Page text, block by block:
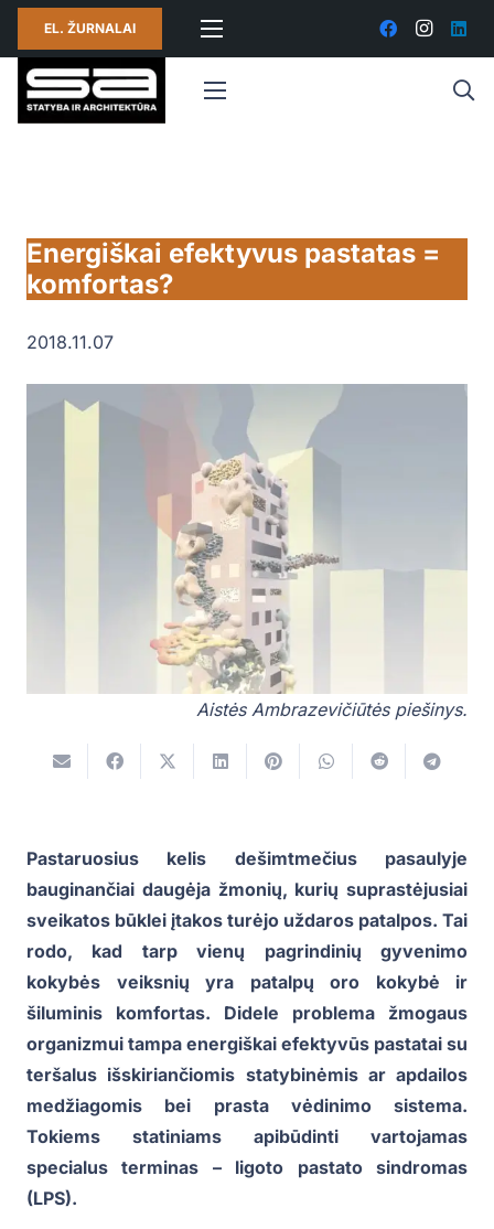
EL. ŽURNALAI
Energiškai efektyvus pastatas =
komfortas?
2018.11.07
Aistės Ambrazevičiūtės piešinys.
Pastaruosius kelis dešimtmečius pasaulyje
bauginančiai daugėja žmonių, kurių suprastėjusiai
sveikatos būklei įtakos turėjo uždaros patalpos. Tai
rodo, kad tarp vienų pagrindinių gyvenimo
kokybės veiksnių yra patalpų oro kokybė ir
šiluminis komfortas. Didele problema žmogaus
organizmui tampa energiškai efektyvūs pastatai su
teršalus išskiriančiomis statybinėmis ar apdailos
medžiagomis bei prasta vėdinimo sistema.
Tokiems statiniams apibūdinti vartojamas
specialus terminas – ligoto pastato sindromas
(LPS).